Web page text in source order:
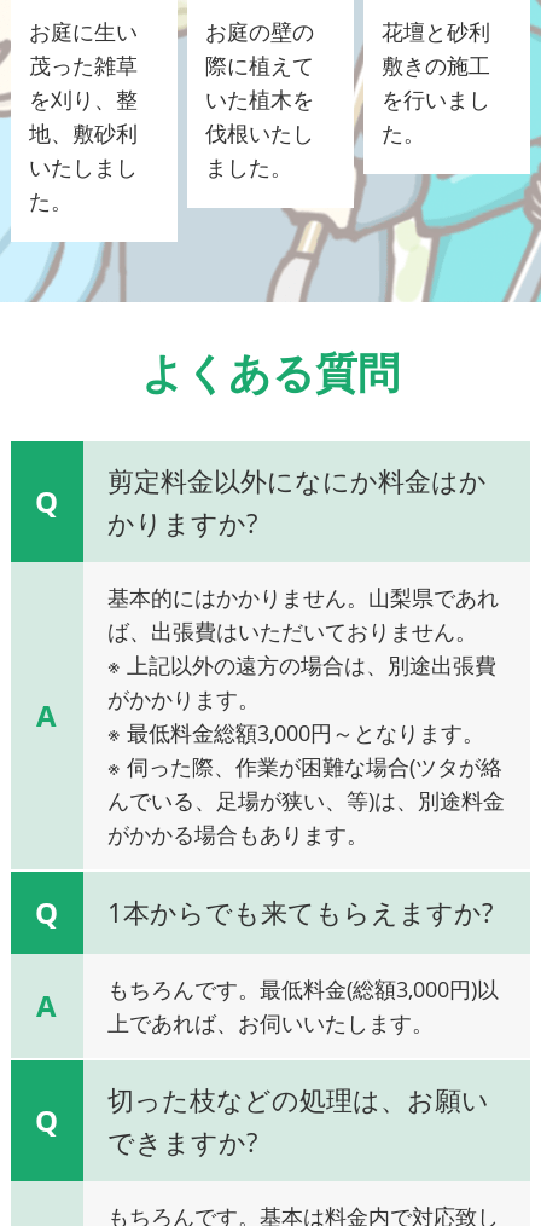
お庭に生い
茂った雑草
を刈り、整
地、敷砂利
いたしまし
た。
お庭の壁の
際に植えて
いた植木を
伐根いたし
ました。
花壇と砂利
敷きの施工
を行いまし
た。
よくある質問
Q
剪定料金以外になにか料金はか
かりますか?
A
基本的にはかかりません。山梨県であれ
ば、出張費はいただいておりません。
※ 上記以外の遠方の場合は、別途出張費
がかかります。
※ 最低料金総額3,000円～となります。
※ 伺った際、作業が困難な場合(ツタが絡
んでいる、足場が狭い、等)は、別途料金
がかかる場合もあります。
Q 1本からでも来てもらえますか?
A
もちろんです。最低料金(総額3,000円)以
上であれば、お伺いいたします。
Q
切った枝などの処理は、お願い
できますか?
もちろんです。基本は料金内で対応致し